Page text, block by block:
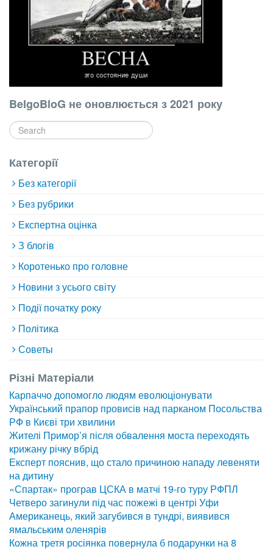
BelgoBloG не оновлюється з 2021 року
Категорії
Без категорії
Без рубрики
Експертна оцінка
З блогів
Коротенько про головне
Новини з усього світу
Події початку року
Політика
Советы
Різні Матеріали
Карпаччо допомогло людям еволюціонувати
Український прапор провисів над парканом Посольства
РФ в Києві три хвилини
Жителі Примор’я після обвалення моста переходять
крижану річку вбрід
Експерт пояснив, що стало причиною нападу левеняти
на дитину
«Спартак» програв ЦСКА в матчі 19-го туру РФПЛ
Четверо загинули під час пожежі в центрі Уфи
Американець, який загубився в тундрі, виявився
ямальським оленярів
Кожна третя росіянка повернула б подарунки на 8